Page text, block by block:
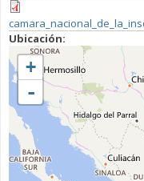
Ubicación:
+
-